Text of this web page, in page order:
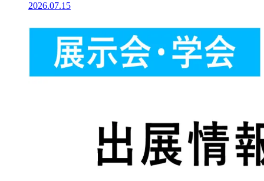
2026.07.15